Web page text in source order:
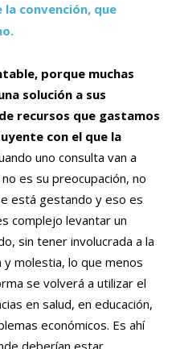
convención, que
porque muchas
solución a sus
recursos que gastamos
con el que la
uno consulta van a
es su preocupación, no
está gestando y eso es
complejo levantar un
sin tener involucrada a la
molestia, lo que menos
se volverá a utilizar el
en salud, en educación,
económicos. Es ahí